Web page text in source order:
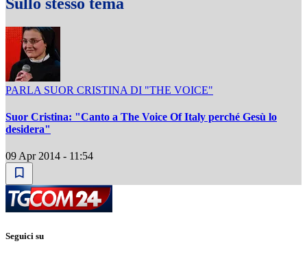
PARLA SUOR CRISTINA DI "THE VOICE"
Suor Cristina: "Canto a The Voice Of Italy perché Gesù lo
desidera"
09 Apr 2014 - 11:54
Seguici su